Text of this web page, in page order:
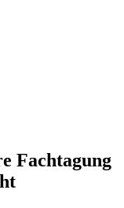
Fachtagung